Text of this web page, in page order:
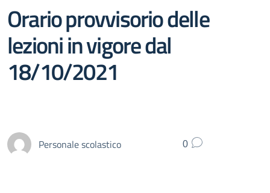
Orario provvisorio delle
lezioni in vigore dal
18/10/2021
Personale scolastico 0